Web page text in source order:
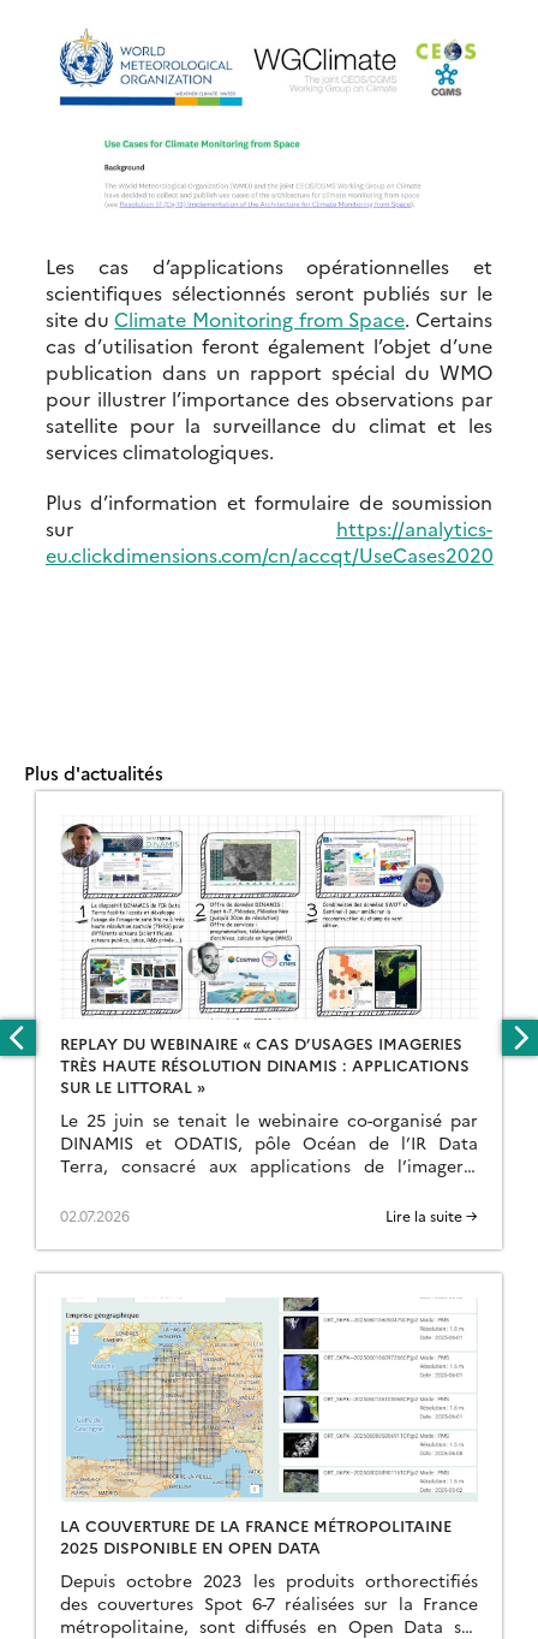
Les cas d’applications opérationnelles et
scientifiques sélectionnés seront publiés sur le
site duClimate Monitoring from Space. Certains
cas d’utilisation feront également l’objet d’une
publication dans un rapport spécial du WMO
pour illustrer l’importance des observations par
satellite pour la surveillance du climat et les
services climatologiques.
Plus d’information et formulaire de soumission
sur https://analytics-
eu.clickdimensions.com/cn/accqt/UseCases2020
Plus d'actualités
REPLAY DU WEBINAIRE « CAS D’USAGES IMAGERIES
TRÈS HAUTE RÉSOLUTION DINAMIS : APPLICATIONS
SUR LE LITTORAL »
Le 25 juin se tenait le webinaire co-organisé par
DINAMIS et ODATIS, pôle Océan de l’IR Data
Terra, consacré aux applications de l’imagerie
02.07.2026 Lire la suite →
LA COUVERTURE DE LA FRANCE MÉTROPOLITAINE
2025 DISPONIBLE EN OPEN DATA
Depuis octobre 2023 les produits orthorectifiés
des couvertures Spot 6-7 réalisées sur la France
métropolitaine, sont diffusés en Open Data sur